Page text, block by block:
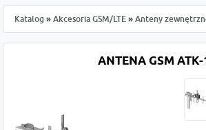
Katalog » Akcesoria GSM/LTE » Anteny
ANTENA GSM